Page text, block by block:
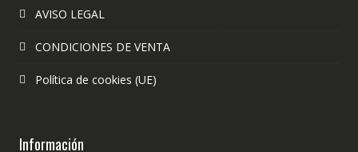
AVISO LEGAL
CONDICIONES DE VENTA
Política de cookies (UE)
Información